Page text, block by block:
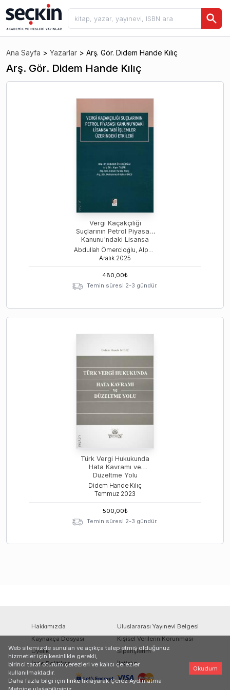
Ana Sayfa > Yazarlar > Arş. Gör. Didem Hande Kılıç
Arş. Gör. Didem Hande Kılıç
Vergi Kaçakçılığı
Suçlarının Petrol Piyasası
Kanunu'ndaki Lisansa
Tabi İşlemler Üzerindeki
Etkileri
Abdullah Ömercioğlu, Alper Taşar, Didem Hande Kılıç
Aralık 2025
480,00₺
Temin süresi 2-3 gündür.
Türk Vergi Hukukunda
Hata Kavramı ve
Düzeltme Yolu
Didem Hande Kılıç
Temmuz 2023
500,00₺
Temin süresi 2-3 gündür.
Hakkımızda
Uluslararası Yayınevi Belgesi
Kaynakça Dosyası
Kişisel Verilerin Korunması
Üyelik
Siparişlerim
İade Politikası
İletişim
Web sitemizde sunulan ve açıkça talep etmiş olduğunuz
hizmetler için kesinlikle gerekli,
birinci taraf oturum çerezleri ve kalıcı çerezler
kullanılmaktadır.
Daha fazla bilgi için linke tıklayarak Çerez Aydınlatma
Okudum